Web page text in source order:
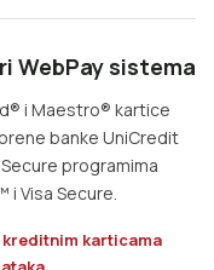
WebPay sistema
i Maestro® kartice
banke UniCredit
programima
Visa Secure.
karticama